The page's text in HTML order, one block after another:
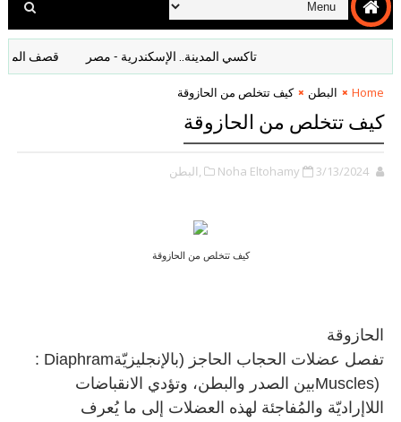
تاكسي المدينة.. الإسكندرية - مصر قصف المانيا افلام
Home البطن كيف تتخلص من الحازوقة
كيف تتخلص من الحازوقة
Noha Eltohamy 3/13/2024 ,البطن
كيف تتخلص من الحازوقة
الحازوقة
تفصل عضلات الحجاب الحاجز (بالإنجليزيّة: Diaphram
Muscles)بين الصدر والبطن، وتؤدي الانقباضات
اللاإراديّة والمُفاجئة لهذه العضلات إلى ما يُعرف